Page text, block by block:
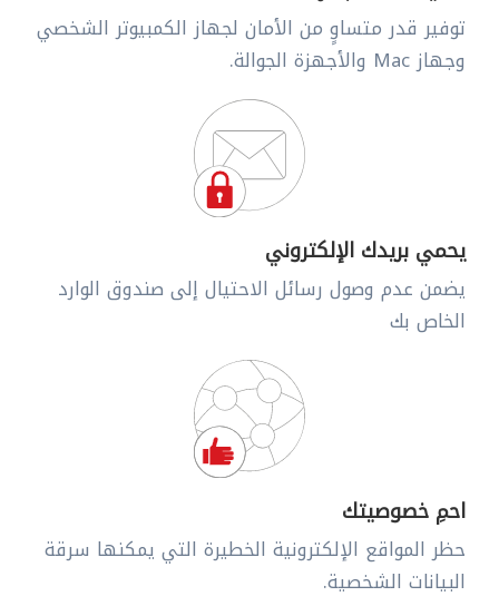
توفير قدر متساوٍ من الأمان لجهاز الكمبيوتر الشخصي
وجهاز Mac والأجهزة الجوالة.
يحمي بريدك الإلكتروني
يضمن عدم وصول رسائل الاحتيال إلى صندوق الوارد
الخاص بك
احمِ خصوصيتك
حظر المواقع الإلكترونية الخطيرة التي يمكنها سرقة
البيانات الشخصية.